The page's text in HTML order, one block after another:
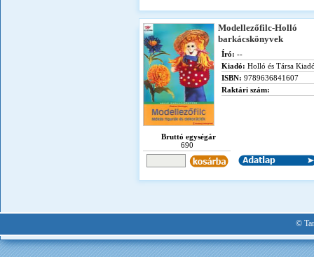
Modellezőfilc-Holló
barkácskönyvek
Író: --
Kiadó: Holló és Társa
ISBN: 9789636841607
Raktári szám:
Bruttó egységár
690
©